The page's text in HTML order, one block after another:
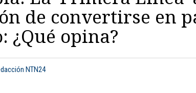
de convertirse en
¿Qué opina?
NTN24